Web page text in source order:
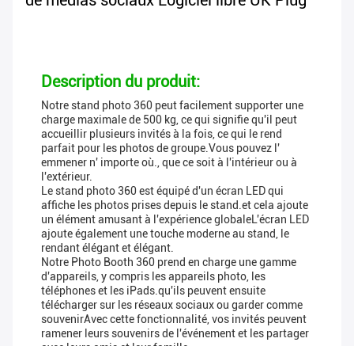
Description du produit:
Notre stand photo 360 peut facilement supporter une
charge maximale de 500 kg, ce qui signifie qu'il peut
accueillir plusieurs invités à la fois, ce qui le rend
parfait pour les photos de groupe.Vous pouvez l'
emmener n' importe où., que ce soit à l'intérieur ou à
l'extérieur.
Le stand photo 360 est équipé d'un écran LED qui
affiche les photos prises depuis le stand.et cela ajoute
un élément amusant à l'expérience globaleL'écran LED
ajoute également une touche moderne au stand, le
rendant élégant et élégant.
Notre Photo Booth 360 prend en charge une gamme
d'appareils, y compris les appareils photo, les
téléphones et les iPads.qu'ils peuvent ensuite
télécharger sur les réseaux sociaux ou garder comme
souvenirAvec cette fonctionnalité, vos invités peuvent
ramener leurs souvenirs de l'événement et les partager